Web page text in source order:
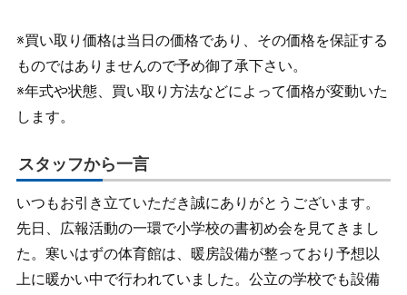
※買い取り価格は当日の価格であり、その価格を保証する
ものではありませんので予め御了承下さい。
※年式や状態、買い取り方法などによって価格が変動いた
します。
スタッフから一言
いつもお引き立ていただき誠にありがとうございます。
先日、広報活動の一環で小学校の書初め会を見てきまし
た。寒いはずの体育館は、暖房設備が整っており予想以
上に暖かい中で行われていました。公立の学校でも設備